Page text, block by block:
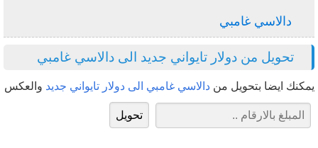
دالاسي غامبي
تحويل من دولار تايواني جديد الى دالاسي غامبي
يمكنك ايضا بتحويل من دالاسي غامبي الى دولار تايواني جديد والعكس